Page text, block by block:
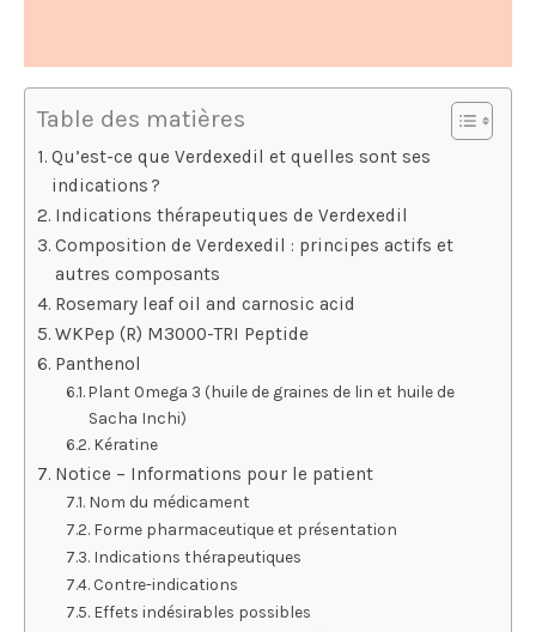
Table des matières
Qu’est-ce que Verdexedil et quelles sont ses
indications ?
Indications thérapeutiques de Verdexedil
Composition de Verdexedil : principes actifs et
autres composants
Rosemary leaf oil and carnosic acid
WKPep (R) M3000-TRI Peptide
Panthenol
Plant Omega 3 (huile de graines de lin et huile de
Sacha Inchi)
Kératine
Notice – Informations pour le patient
Nom du médicament
Forme pharmaceutique et présentation
Indications thérapeutiques
Contre-indications
Effets indésirables possibles